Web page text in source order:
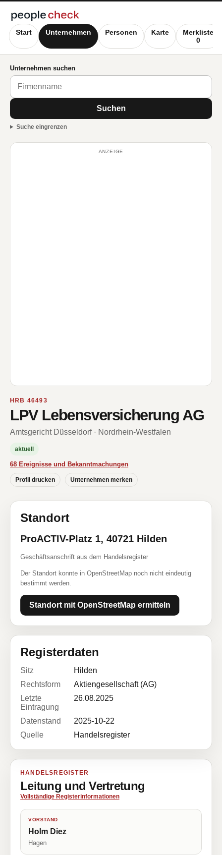
Start Unternehmen Personen Karte
Merkliste
0
Unternehmen suchen
Suchen
Suche eingrenzen
ANZEIGE
HRB 46493
LPV Lebensversicherung AG
Amtsgericht Düsseldorf · Nordrhein-Westfalen
aktuell
68 Ereignisse und Bekanntmachungen
Profil drucken Unternehmen merken
Standort
ProACTIV-Platz 1, 40721 Hilden
Geschäftsanschrift aus dem Handelsregister
Der Standort konnte in OpenStreetMap noch nicht eindeutig
bestimmt werden.
Standort mit OpenStreetMap ermitteln
Registerdaten
Sitz
Hilden
Rechtsform
Aktiengesellschaft (AG)
Letzte
Eintragung
26.08.2025
Datenstand
2025-10-22
Quelle
Handelsregister
HANDELSREGISTER
Leitung und Vertretung
Vollständige Registerinformationen
VORSTAND
Holm Diez
Hagen